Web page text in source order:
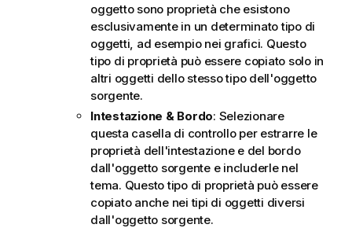
oggetto sono proprietà che esistono
esclusivamente in un determinato tipo di
oggetti, ad esempio nei grafici. Questo
tipo di proprietà può essere copiato solo in
altri oggetti dello stesso tipo dell'oggetto
sorgente.
Intestazione & Bordo: Selezionare
questa casella di controllo per estrarre le
proprietà dell'intestazione e del bordo
dall'oggetto sorgente e includerle nel
tema. Questo tipo di proprietà può essere
copiato anche nei tipi di oggetti diversi
dall'oggetto sorgente.